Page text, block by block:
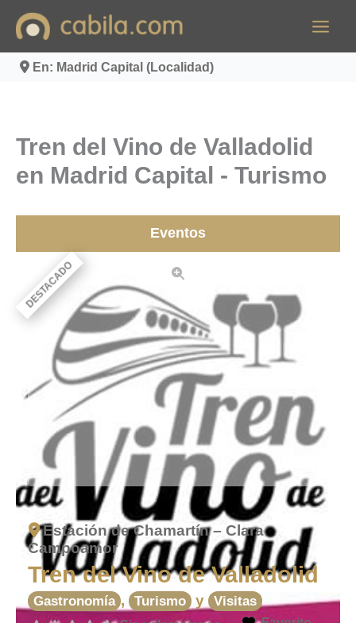
contenido
En: Madrid Capital (Localidad)
Tren del Vino de Valladolid
en Madrid Capital - Turismo
Eventos
DESTACADO
Estación de Chamartín – Clara
Campoamor
Tren del Vino de Valladolid
Gastronomía , Turismo y Visitas